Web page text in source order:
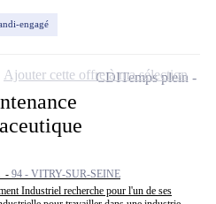
engagé
- 94 - VITRY-SUR-SEINE
Industriel recherche pour l'un de ses
CDITemps plein
Ajouter cette offre à ma sélection